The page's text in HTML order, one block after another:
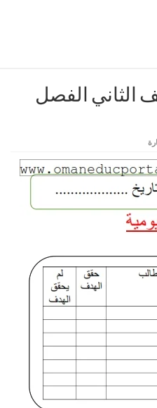
الثاني الفصل